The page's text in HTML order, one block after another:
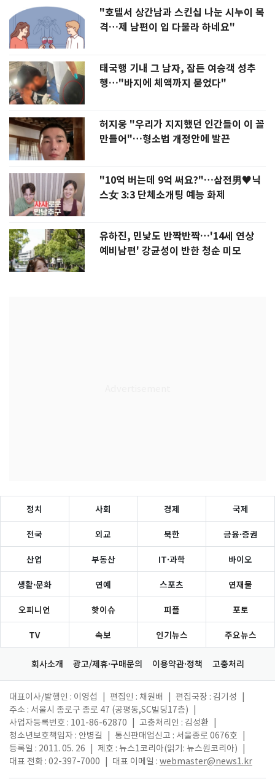
"호텔서 상간남과 스킨십 나눈 시누이 목
격…제 남편이 입 다물라 하네요"
태국행 기내 그 남자, 잠든 여승객 성추
행…"바지에 체액까지 묻었다"
허지웅 "우리가 지지했던 인간들이 이 꼴
만들어"…형소법 개정안에 발끈
"10억 버는데 9억 써요?"…삼전男♥닉
스女 3:3 단체소개팅 예능 화제
유하진, 민낯도 반짝반짝…'14세 연상
예비남편' 강균성이 반한 청순 미모
정치 사회 경제 국제
전국 외교 북한 금융·증권
산업 부동산 IT·과학 바이오
생활·문화 연예 스포츠 연재물
오피니언 핫이슈 피플 포토
TV 속보 인기뉴스 주요뉴스
회사소개 광고/제휴·구매문의 이용약관·정책 고충처리
대표이사/발행인 : 이영섭 편집인 : 채원배 편집국장 : 김기성
주소 : 서울시 종로구 종로 47 (공평동,SC빌딩17층)
사업자등록번호 : 101-86-62870
고충처리인 : 김성환
청소년보호책임자 : 안병길
통신판매업신고 : 서울종로 0676호
등록일 : 2011. 05. 26
제호 : 뉴스1코리아(읽기: 뉴스원코리아)
대표 전화 : 02-397-7000
대표 이메일 : webmaster@news1.kr